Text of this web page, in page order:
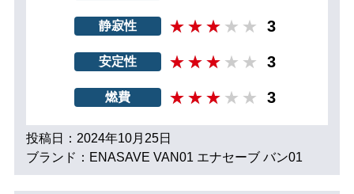
静寂性 3
安定性 3
燃費 3
投稿日：2024年10月25日
ブランド：ENASAVE VAN01 エナセーブ バン01